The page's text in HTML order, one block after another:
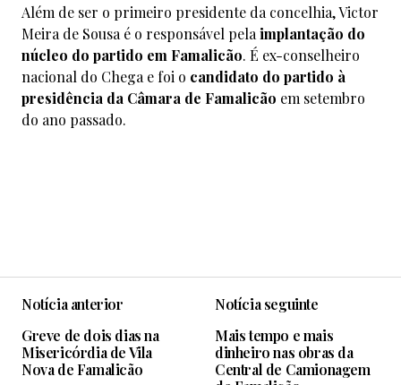
Além de ser o primeiro presidente da concelhia, Victor
Meira de Sousa é o responsável pela implantação do
núcleo do partido em Famalicão. É ex-conselheiro
nacional do Chega e foi o candidato do partido à
presidência da Câmara de Famalicão em setembro
do ano passado.
Notícia anterior
Greve de dois dias na
Misericórdia de Vila
Nova de Famalicão
Notícia seguinte
Mais tempo e mais
dinheiro nas obras da
Central de Camionagem